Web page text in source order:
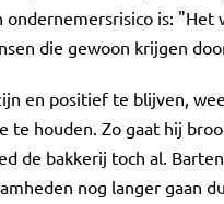
is: "Het
die gewoon krijgen
en positief te blijven,
te houden. Zo gaat hij
de bakkerij toch al.
nog langer gaan